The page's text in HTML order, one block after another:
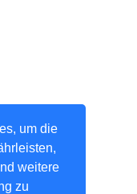
um die
weitere
zu